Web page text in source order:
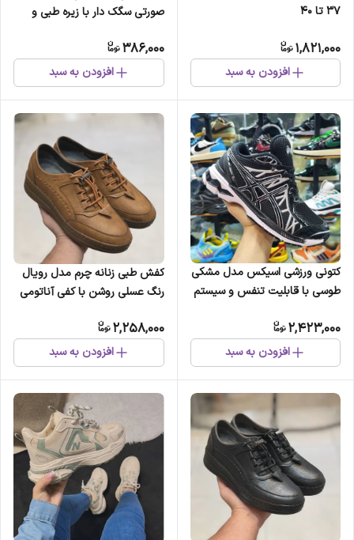
37 تا 40
1,821,000
افزودن به سبد
صورتی سگک دار با زیره طبی و
386,000
افزودن به سبد
کتونی ورزشی اسیکس مدل مشکی
طوسی با قابلیت تنفس و سیستم
2,423,000
افزودن به سبد
کفش طبی زنانه چرم مدل رویال
رنگ عسلی روشن با کفی آناتومی
2,258,000
افزودن به سبد